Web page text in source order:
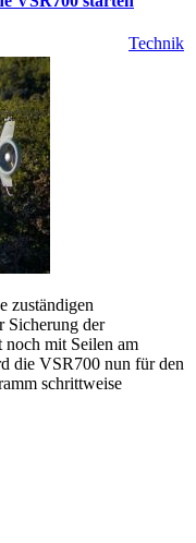
Technik
zuständigen
Sicherung der
noch mit Seilen am
die VSR700 nun für den
schrittweise